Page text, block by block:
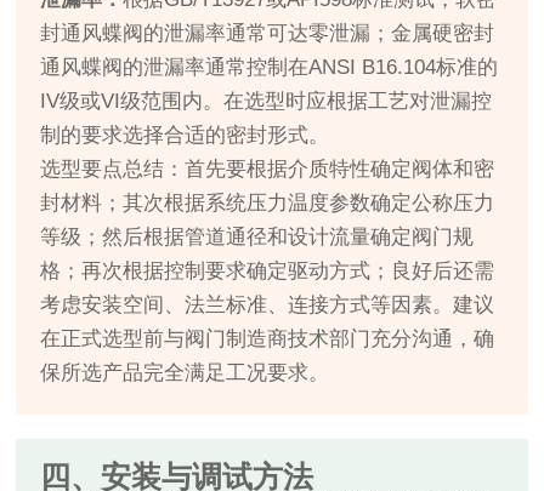
封通风蝶阀的泄漏率通常可达零泄漏；金属硬密封
通风蝶阀的泄漏率通常控制在ANSI B16.104标准的
IV级或VI级范围内。在选型时应根据工艺对泄漏控
制的要求选择合适的密封形式。
选型要点总结：首先要根据介质特性确定阀体和密
封材料；其次根据系统压力温度参数确定公称压力
等级；然后根据管道通径和设计流量确定阀门规
格；再次根据控制要求确定驱动方式；良好后还需
考虑安装空间、法兰标准、连接方式等因素。建议
在正式选型前与阀门制造商技术部门充分沟通，确
保所选产品完全满足工况要求。
四、安装与调试方法